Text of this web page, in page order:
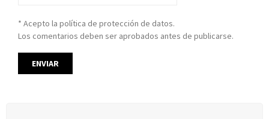
* Acepto la política de protección de datos.
Los comentarios deben ser aprobados antes de publicarse.